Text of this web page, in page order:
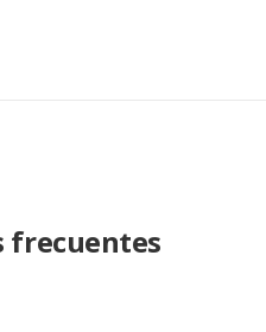
frecuentes